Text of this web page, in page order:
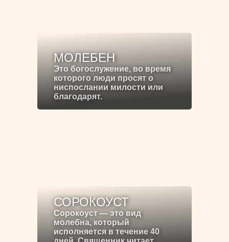
МОЛЕБЕН
Это богослужение, во время
которого люди просят о
ниспослании милости или
благодарят.
СОРОКОУСТ
Сорокоуст — это вид
молебна, который
исполняется в течение 40